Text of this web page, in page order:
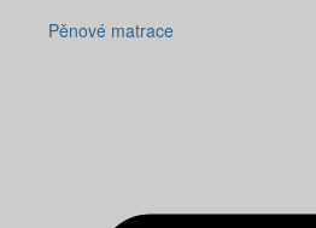
Pěnové matrace